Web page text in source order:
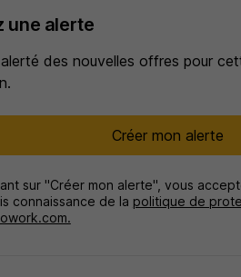
une alerte
des nouvelles offres pour
Créer mon alerte
sur "Créer mon alerte", vous
connaissance de la politique de